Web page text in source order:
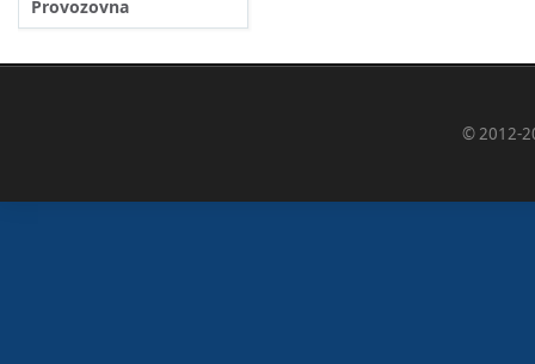
Provozovna
© 2012-